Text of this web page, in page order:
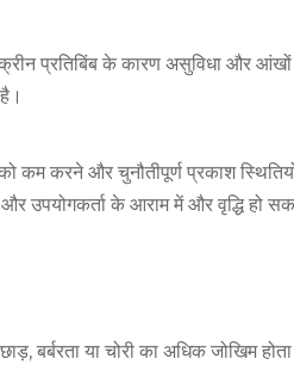
प्रतिबिंब के कारण असुविधा और
करने और चुनौतीपूर्ण प्रकाश
उपयोगकर्ता के आराम में और वृद्धि हो
बर्बरता या चोरी का अधिक जोखिम